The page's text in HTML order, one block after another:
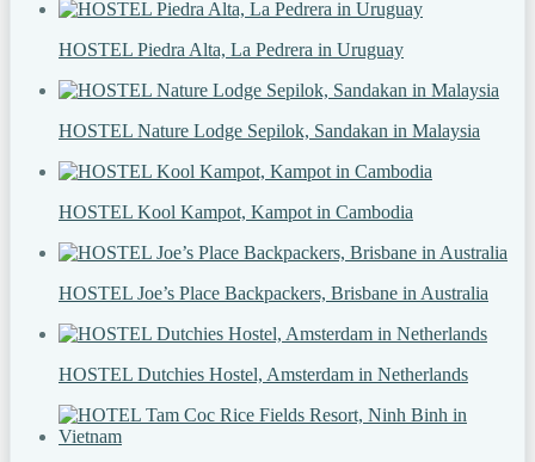
HOSTEL Piedra Alta, La Pedrera in Uruguay
HOSTEL Nature Lodge Sepilok, Sandakan in Malaysia
HOSTEL Kool Kampot, Kampot in Cambodia
HOSTEL Joe’s Place Backpackers, Brisbane in Australia
HOSTEL Dutchies Hostel, Amsterdam in Netherlands